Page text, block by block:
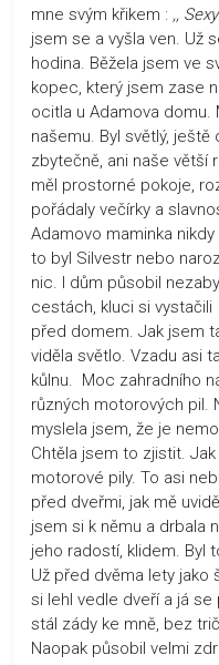
mne svým křikem : ,,
jsem se a vyšla ven. Už
hodina. Běžela jsem ve
kopec, který jsem zase
ocitla u Adamova domu.
našemu. Byl světlý, ještě
zbytečně, ani naše větší
měl prostorné pokoje,
pořádaly večírky a
Adamovo maminka
to byl Silvestr nebo
nic. I dům působil
cestách, kluci si vystačili
před domem. Jak jsem
viděla světlo. Vzadu asi
kůlnu. Moc zahradního
různých motorových pil.
myslela jsem, že je
Chtěla jsem to zjistit.
motorové pily. To asi
před dveřmi, jak mě
jsem si k němu a drbala
jeho radostí, klidem. Byl
Už před dvěma lety jako
si lehl vedle dveří a já
stál zády ke mně, bez
Naopak působil velmi